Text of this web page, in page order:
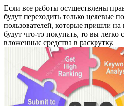
Если все работы осуществлены
будут переходить только целевые
пользователей, которые пришли на
будут что-то покупать, то вы легко
вложенные средства в раскрутку.